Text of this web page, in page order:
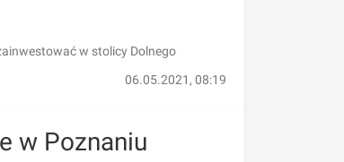
w stolicy Dolnego
06.05.2021, 08:19
w Poznaniu